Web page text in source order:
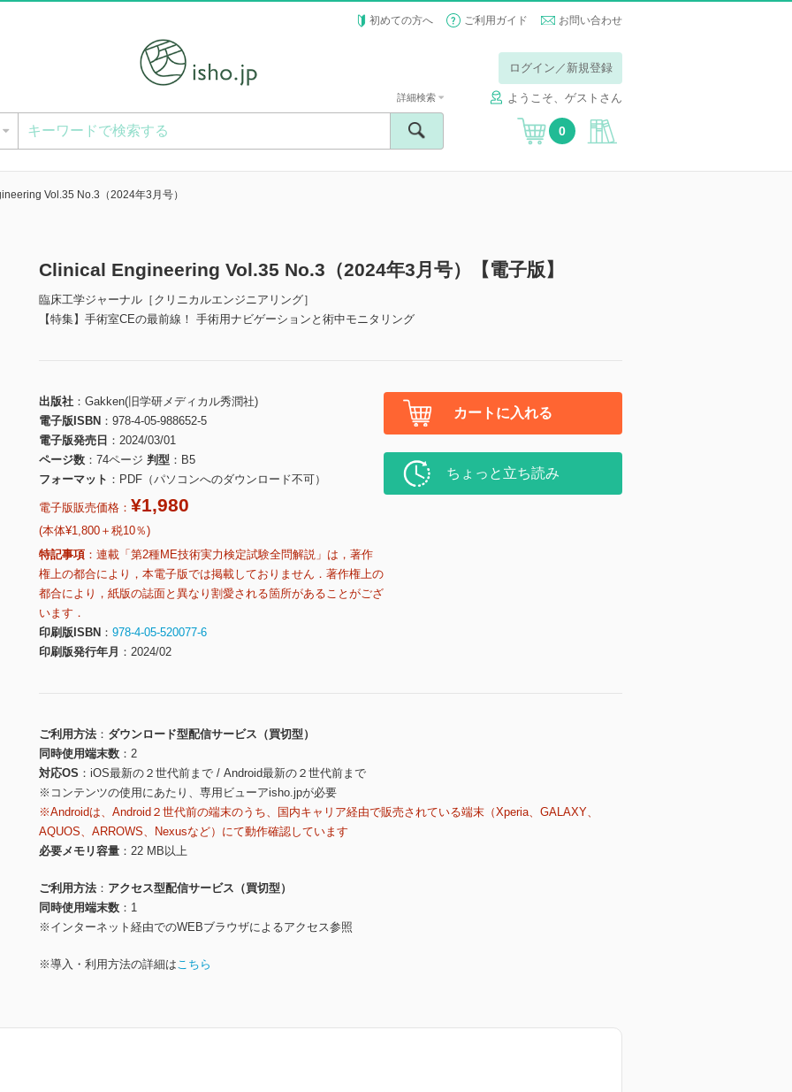
初めての方へ ご利用ガイド お問い合わせ
ログイン／新規登録
ようこそ、ゲストさん
詳細検索
0
Vol.35 No.3（2024年3月号）
Clinical Engineering Vol.35 No.3（2024年3月号）【電子版】
臨床工学ジャーナル［クリニカルエンジニアリング］
【特集】手術室CEの最前線！ 手術用ナビゲーションと術中モニタリング
出版社
Gakken(旧学研メディカル秀潤社)
電子版ISBN
978-4-05-988652-5
電子版発売日
2024/03/01
ページ数
74ページ 判型
B5
フォーマット
PDF（パソコンへのダウンロード不可）
電子版販売価格： ¥1,980
(本体¥1,800＋税10％)
特記事項
連載「第2種ME技術実力検定試験全問解説」は，著作
権上の都合により，本電子版では掲載しておりません．著作権上の
都合により，紙版の誌面と異なり割愛される箇所があることがござ
います．
印刷版ISBN
978-4-05-520077-6
印刷版発行年月
2024/02
カートに入れる
ちょっと立ち読み
ご利用方法
ダウンロード型配信サービス（買切型）
同時使用端末数
2
対応OS
iOS最新の２世代前まで / Android最新の２世代前まで
※コンテンツの使用にあたり、専用ビューアisho.jpが必要
※Androidは、Android２世代前の端末のうち、国内キャリア経由で販売されている端末（Xperia、GALAXY、
AQUOS、ARROWS、Nexusなど）にて動作確認しています
必要メモリ容量
22 MB以上
ご利用方法
アクセス型配信サービス（買切型）
同時使用端末数
1
※インターネット経由でのWEBブラウザによるアクセス参照
※導入・利用方法の詳細はこちら